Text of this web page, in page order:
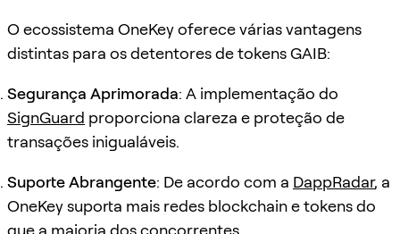
O ecossistema OneKey oferece várias vantagens
distintas para os detentores de tokens GAIB:
Segurança Aprimorada: A implementação do
SignGuard proporciona clareza e proteção de
transações inigualáveis.
Suporte Abrangente: De acordo com a DappRadar, a
OneKey suporta mais redes blockchain e tokens do
que a maioria dos concorrentes.